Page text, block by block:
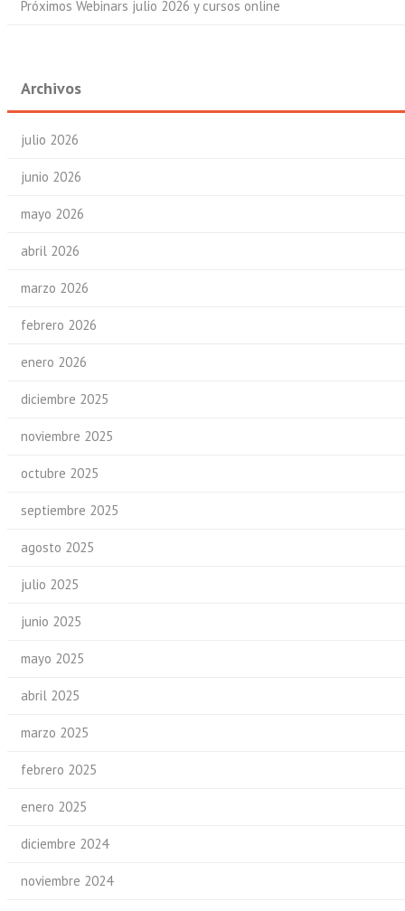
Próximos Webinars julio 2026 y cursos online
Archivos
julio 2026
junio 2026
mayo 2026
abril 2026
marzo 2026
febrero 2026
enero 2026
diciembre 2025
noviembre 2025
octubre 2025
septiembre 2025
agosto 2025
julio 2025
junio 2025
mayo 2025
abril 2025
marzo 2025
febrero 2025
enero 2025
diciembre 2024
noviembre 2024